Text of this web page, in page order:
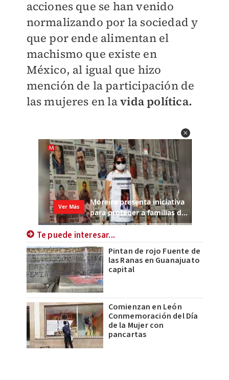
acciones que se han venido
normalizando por la sociedad y
que por ende alimentan el
machismo que existe en
México, al igual que hizo
mención de la participación de
las mujeres en lavida política.
Te puede interesar...
Pintan de rojo Fuente de
las Ranas en Guanajuato
capital
Comienzan en León
Conmemoración del Día
de la Mujer con
pancartas